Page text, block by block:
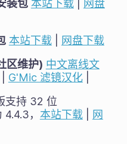
装包 本站下载|
网盘
本站下载| 网盘下载
区维护) 中文离线文
G'Mic 滤镜汉化|
支持 32 位
， 本站下载| 网